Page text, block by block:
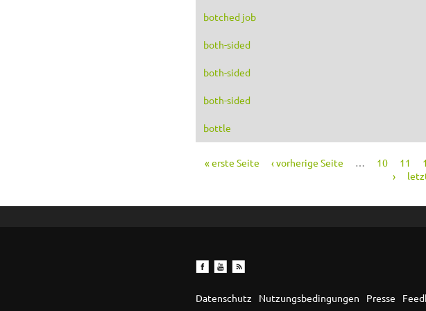
botched job
both-sided
both-sided
both-sided
bottle
« erste Seite ‹ vorherige Seite 10 11
›
Datenschutz Nutzungsbedingungen Presse